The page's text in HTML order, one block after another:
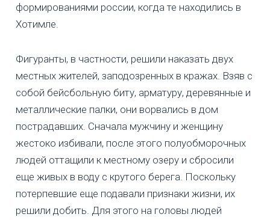
формированиями россии, когда те находились в
Хотимле.
Фигуранты, в частности, решили наказать двух
местных жителей, заподозренных в кражах. Взяв с
собой бейсбольную биту, арматуру, деревянные и
металлические палки, они ворвались в дом
пострадавших. Сначала мужчину и женщину
жестоко избивали, после этого полуобморочных
людей оттащили к местному озеру и сбросили
еще живых в воду с крутого берега. Поскольку
потерпевшие еще подавали признаки жизни, их
решили добить. Для этого на головы людей